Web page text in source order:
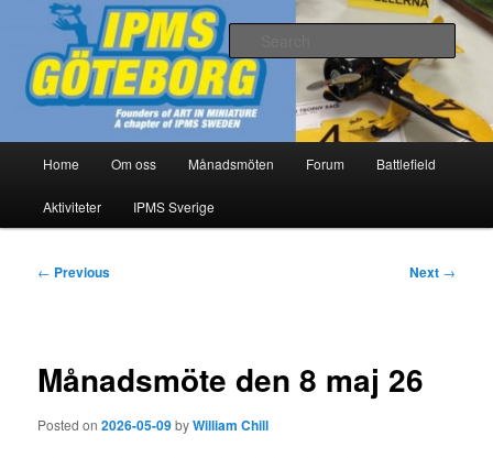
primary
contentIPMS Göteborg
Modellbygge i Väst
Home Om oss Månadsmöten Forum Battlefield
Aktiviteter IPMS Sverige
Post
← Previous Next →
Månadsmöte den 8 maj 26
Posted on2026-05-09byWilliam Chill